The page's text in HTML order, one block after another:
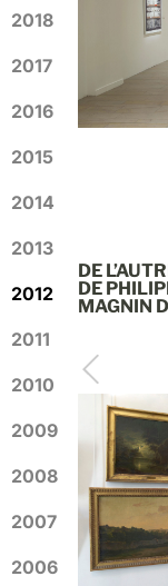
2018
2017
2016
2015
2014
2013
2012
2011
2010
2009
2008
2007
2006
DE
DE
MAGNIN